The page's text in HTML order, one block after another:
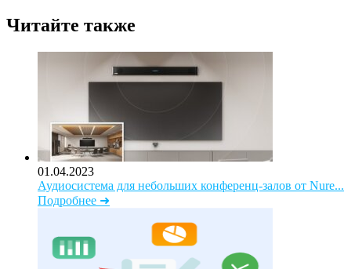
Читайте также
01.04.2023
Аудиосистема для небольших конференц-залов от Nure...
Подробнее ➜